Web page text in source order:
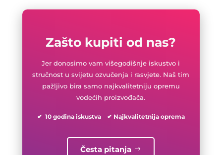
Zašto kupiti od nas?
Jer donosimo vam višegodišnje iskustvo i
stručnost u svijetu ozvučenja i rasvjete. Naš tim
pažljivo bira samo najkvalitetniju opremu
vodećih proizvođača.
✔ 10 godina iskustva ✔ Najkvalitetnija oprema
Česta pitanja